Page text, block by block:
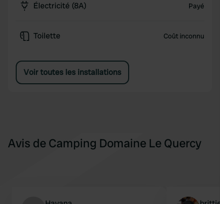
Électricité (8A) Payé
Toilette Coût inconnu
Voir toutes les installations
Avis de Camping Domaine Le Quercy